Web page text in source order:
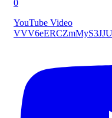
0
YouTube Video